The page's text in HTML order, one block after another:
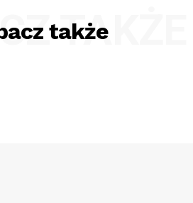
także
TAKŻE